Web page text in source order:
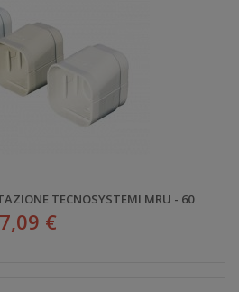
TECNOSYSTEMI MRU - 60
7,09 €